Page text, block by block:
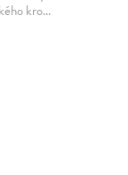
kro...